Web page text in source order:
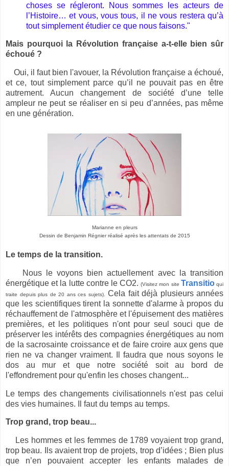
choses se régleront. Nous sommes les acteurs de
l’Histoire… et vous, vous tous, il ne vous restera qu’à
tout simplement étudier ce que nous faisons."
Mais pourquoi la Révolution française a-t-elle bien sûr
échoué ?
Oui, il faut bien l'avouer, la Révolution française a échoué,
et ce, tout simplement parce qu’il ne pouvait pas en être
autrement. Aucun changement de société d’une telle
ampleur ne peut se réaliser en si peu d’années, pas même
en une génération.
Marianne en pleurs
Dessin de Benjamin Régnier réalisé après les attentats de 2015
Le temps de la transition.
Nous le voyons bien actuellement avec la transition
énergétique et la lutte contre le CO2.(Visitez mon site Transitioqui
traite depuis plus de 20 ans ces sujets).
Cela fait déjà plusieurs années
que les scientifiques tirent la sonnette d'alarme à propos du
réchauffement de l'atmosphère et l'épuisement des matières
premières, et les politiques n'ont pour seul souci que de
préserver les intérêts des compagnies énergétiques au nom
de la sacrosainte croissance et de faire croire aux gens que
rien ne va changer vraiment. Il faudra que nous soyons le
dos au mur et que notre société soit au bord de
l'effondrement pour qu'enfin les choses changent...
Le temps des changements civilisationnels n'est pas celui
des vies humaines. Il faut du temps au temps.
Trop grand, trop beau...
Les hommes et les femmes de 1789 voyaient trop grand,
trop beau. Ils avaient trop de projets, trop d’idées ; Bien plus
que n’en pouvaient accepter les enfants malades de